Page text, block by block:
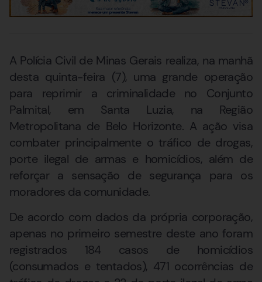
A Polícia Civil de Minas Gerais realiza, na manhã
desta quinta-feira (7), uma grande operação
para reprimir a criminalidade no Conjunto
Palmital, em Santa Luzia, na Região
Metropolitana de Belo Horizonte. A ação visa
combater principalmente o tráfico de drogas,
porte ilegal de armas e homicídios, além de
reforçar a sensação de segurança para os
moradores da comunidade.
De acordo com dados da própria corporação,
apenas no primeiro semestre deste ano foram
registrados 184 casos de homicídios
(consumados e tentados), 471 ocorrências de